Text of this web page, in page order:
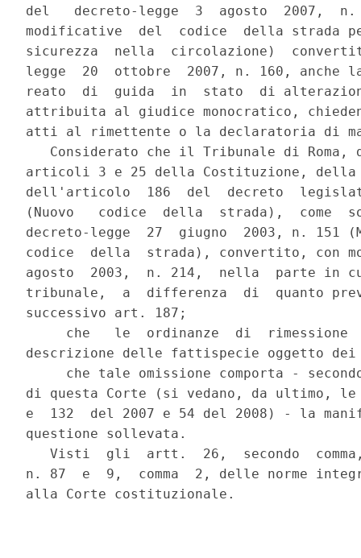
del   decreto-legge  3  agosto  2007,
modificative  del  codice  della strada
sicurezza  nella  circolazione)
legge  20  ottobre  2007, n. 160, anche
reato  di  guida  in  stato  di
attribuita al giudice monocratico,
atti al rimettente o la declaratoria di
Considerato che il Tribunale di Roma,
articoli 3 e 25 della Costituzione,
dell'articolo  186  del  decreto
(Nuovo   codice  della  strada),
decreto-legge  27  giugno  2003, n. 151
codice  della  strada), convertito, con
agosto  2003,  n. 214,  nella  parte in
tribunale,  a  differenza  di  quanto
successivo art. 187;
che   le  ordinanze  di  rimessione
descrizione delle fattispecie oggetto
che tale omissione comporta -
di questa Corte (si vedano, da ultimo, le
e  132  del 2007 e 54 del 2008) - la
questione sollevata.
Visti  gli  artt.  26,  secondo
n. 87  e  9,  comma  2, delle norme